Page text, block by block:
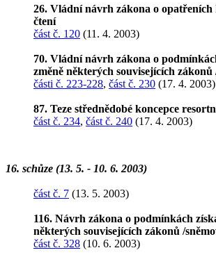
26. Vládní návrh zákona o
čtení
část č. 120 (11. 4. 2003)
70. Vládní návrh zákona o
změně některých souvisejících zákonů
části č. 223-228, část č. 230 (17. 4. 2003)
87. Teze střednědobé koncepce
část č. 234, část č. 240 (17. 4. 2003)
16. schůze (13. 5. - 10. 6. 2003)
část č. 7 (13. 5. 2003)
116. Návrh zákona o podmínkách
některých souvisejících zákonů /
část č. 328 (10. 6. 2003)